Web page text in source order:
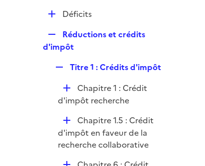
r
e
r
D
l
Déficits
e
l
r
Réductions et crédits
d'impôt
p
l
i
e
r
Titre 1 : Crédits d'impôt
D
é
i
e
Chapitre 1 : Crédit
d'impôt recherche
D
é
p
Chapitre 1.5 : Crédit
d'impôt en faveur de la
recherche collaborative